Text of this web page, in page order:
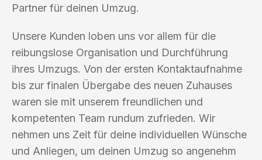
Partner für deinen Umzug.
Unsere Kunden loben uns vor allem für die
reibungslose Organisation und Durchführung
ihres Umzugs. Von der ersten Kontaktaufnahme
bis zur finalen Übergabe des neuen Zuhauses
waren sie mit unserem freundlichen und
kompetenten Team rundum zufrieden. Wir
nehmen uns Zeit für deine individuellen Wünsche
und Anliegen, um deinen Umzug so angenehm